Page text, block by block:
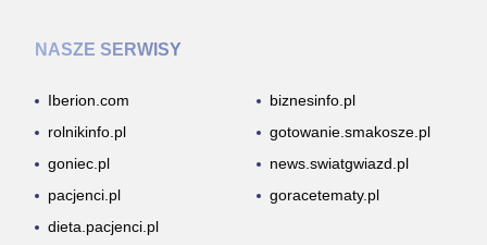
NASZE SERWISY
Iberion.com
biznesinfo.pl
rolnikinfo.pl
gotowanie.smakosze.pl
goniec.pl
news.swiatgwiazd.pl
pacjenci.pl
goracetematy.pl
dieta.pacjenci.pl